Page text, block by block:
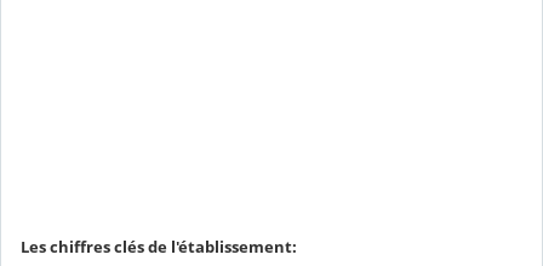
Les chiffres clés de l'établissement: